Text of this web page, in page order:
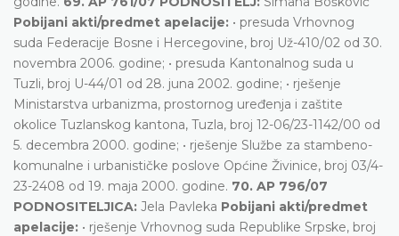
Pobijani akti/predmet apelacije: • presuda Vrhovnog
suda Federacije Bosne i Hercegovine, broj Už-410/02 od 30.
novembra 2006. godine; • presuda Kantonalnog suda u
Tuzli, broj U-44/01 od 28. juna 2002. godine; • rješenje
Ministarstva urbanizma, prostornog uređenja i zaštite
okolice Tuzlanskog kantona, Tuzla, broj 12-06/23-1142/00 od
5. decembra 2000. godine; • rješenje Službe za stambeno-
komunalne i urbanističke poslove Općine Živinice, broj 03/4-
23-2408 od 19. maja 2000. godine. 70. AP 796/07
PODNOSITELJICA: Jela Pavleka Pobijani akti/predmet
apelacije: • rješenje Vrhovnog suda Republike Srpske, broj